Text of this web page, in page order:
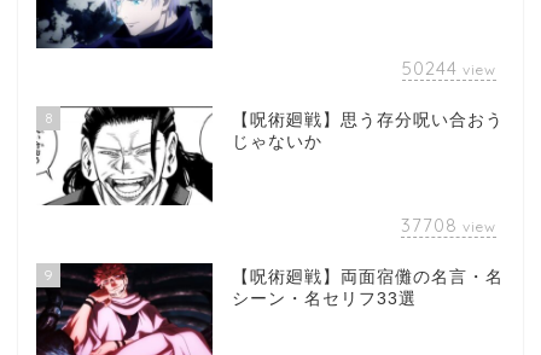
50244 view
8
【呪術廻戦】思う存分呪い合おう
じゃないか
37708 view
9
【呪術廻戦】両面宿儺の名言・名
シーン・名セリフ33選